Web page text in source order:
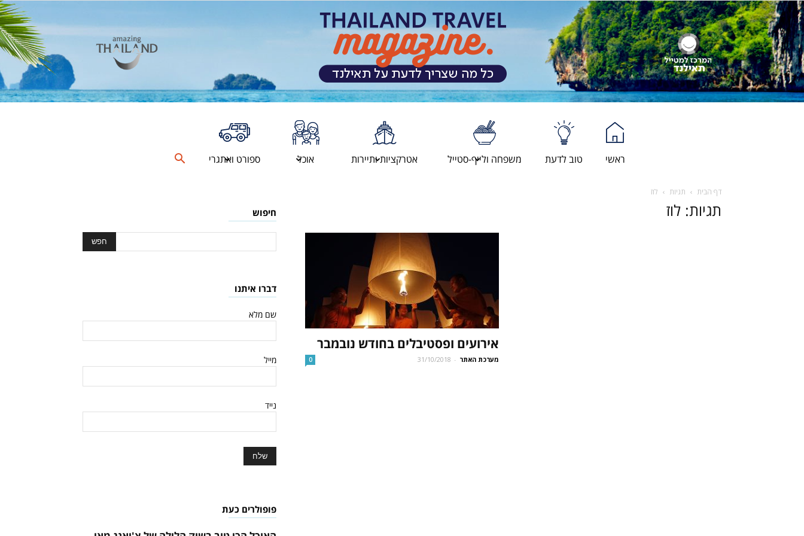
לתאילנד
ראשי טוב לדעת משפחה ולייף-סטייל אטרקציות ותיירות אוכל ספורט ואתגרי
דף הבית תגיות לוז
תגיות: לוז
אירועים ופסטיבלים בחודש נובמבר
מערכת האתר -
31/10/2018
0
חיפוש
דברו איתנו
שם מלא
מייל
נייד
פופולרים כעת